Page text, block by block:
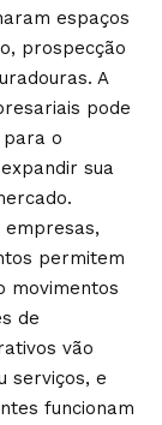
espaços
prospecção
A
pode
o
sua
permitem
movimentos
de
vão
serviços, e
funcionam